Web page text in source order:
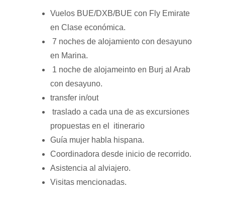
Vuelos BUE/DXB/BUE con Fly Emirate
en Clase económica.
en Marina.
con desayuno.
transfer in/out
propuestas en el  itinerario
Guía mujer habla hispana.
Coordinadora desde inicio de recorrido.
Asistencia al alviajero.
Visitas mencionadas.